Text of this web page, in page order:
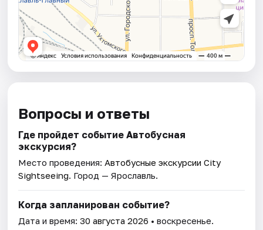
Вопросы и ответы
Где пройдет событие Автобусная
экскурсия?
Место проведения:Автобусные экскурсии City
Sightseeing. Город — Ярославль.
Когда запланирован событие?
Дата и время:30 августа 2026 • воскресенье.